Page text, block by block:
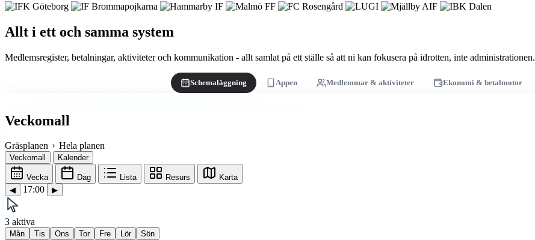
Allt i ett och samma system
Medlemsregister, betalningar, aktiviteter och kommunikation - allt samlat på ett ställe så att ni kan fokusera på idrotten, inte administrationen.
Schemaläggning Appen Medlemmar & aktiviteter Ekonomi & betalmotor
Veckomall
Gräsplanen Hela planen
Veckomall Kalender
Vecka Dag Lista Resurs
Karta
◀
17:00 ▶
3 aktiva
Mån Tis Ons Tor Fre Lör Sön